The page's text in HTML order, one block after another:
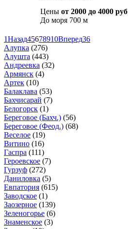
Цены от 2000 до 4000 руб
До моря 700 м
1Назад45678910Вперед36
Алупка (276)
Алушта (443)
Андреевка (32)
Армянск (4)
Артек (10)
Балаклава (53)
Бахчисарай (7)
Белогорск (1)
Береговое (Бахч.) (56)
Береговое (Феод.) (68)
Веселое (19)
Витино (16)
Гаспра (111)
Героевское (7)
Гурзуф (272)
Даниловка (5)
Евпатория (615)
Заводское (1)
Заозерное (139)
Зеленогорье (6)
Знаменское (3)